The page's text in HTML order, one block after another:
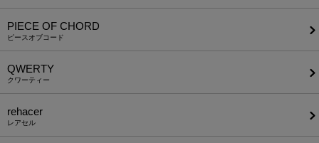
PIECE OF CHORD
ピースオブコード
QWERTY
クワーティー
rehacer
レアセル